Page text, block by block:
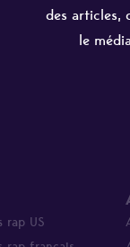
des articles,
le
rap US